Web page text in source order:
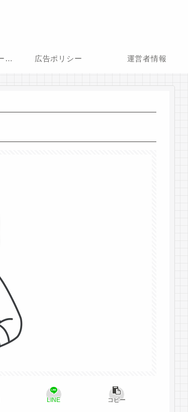
プライバシーポリシー・免責事項 広告ポリシー 運営者情報
LINE コピー